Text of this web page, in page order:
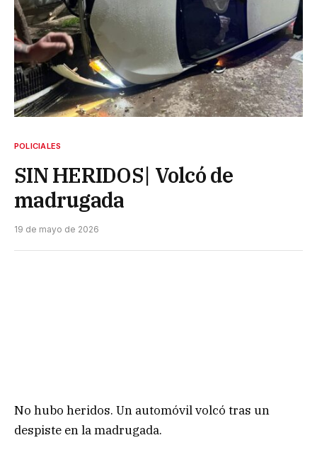
POLICIALES
SIN HERIDOS| Volcó de
madrugada
19 de mayo de 2026
No hubo heridos. Un automóvil volcó tras un
despiste en la madrugada.